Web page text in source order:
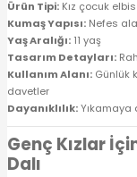
Ürün Tipi: Kız çocuk
Kumaş Yapısı: Nefes
Yaş Aralığı: 11 yaş
Tasarım Detayları:
Kullanım Alanı: Günlük
davetler
Dayanıklılık:Yıkamaya
Genç Kızlar
Dalı